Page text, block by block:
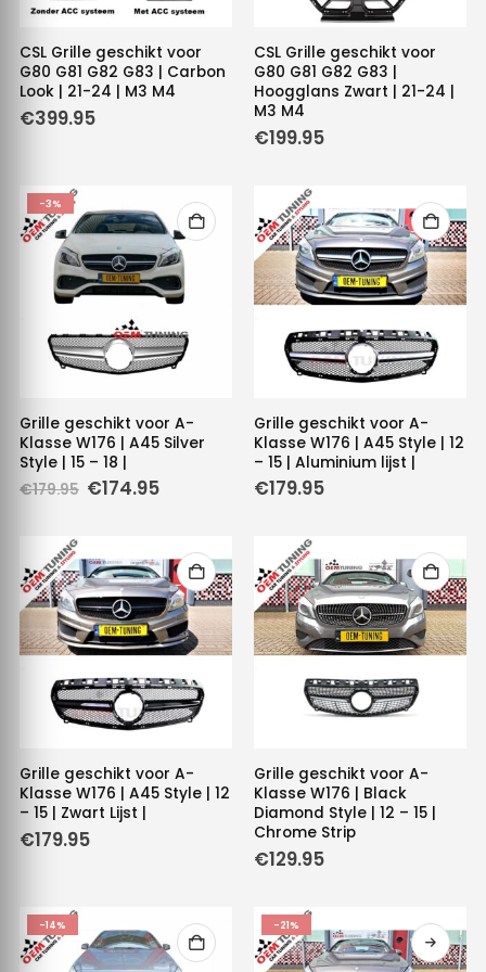
CSL Grille geschikt voor
G80 G81 G82 G83 | Carbon
Look | 21-24 | M3 M4
€399.95
CSL Grille geschikt voor
G80 G81 G82 G83 |
Hoogglans Zwart | 21-24 |
M3 M4
€199.95
-3%
Grille geschikt voor A-
Klasse W176 | A45 Silver
Style | 15 – 18 |
€179.95 Oorspronkelijke
€174.95Huidige
Grille geschikt voor A-
Klasse W176 | A45 Style | 12
– 15 | Aluminium lijst |
€179.95
Grille geschikt voor A-
Klasse W176 | A45 Style | 12
– 15 | Zwart Lijst |
€179.95
Grille geschikt voor A-
Klasse W176 | Black
Diamond Style | 12 – 15 |
Chrome Strip
€129.95
-14% -21%